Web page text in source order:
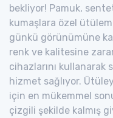
bekliyor! Pamuk,
kumaşlara özel
günkü görünümüne
renk ve kalitesine
cihazlarını
hizmet sağlıyor.
için en mükemmel
çizgili şekilde kalmış